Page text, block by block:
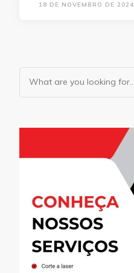
18 DE NOVEMBRO DE 2024
Looking
for